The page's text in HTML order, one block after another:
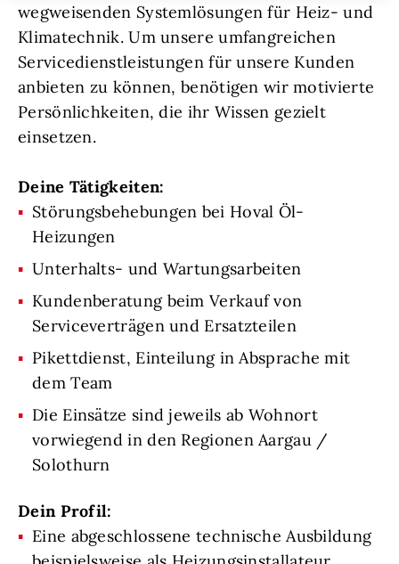
wegweisenden Systemlösungen für Heiz- und
Klimatechnik. Um unsere umfangreichen
Servicedienstleistungen für unsere Kunden
anbieten zu können, benötigen wir motivierte
Persönlichkeiten, die ihr Wissen gezielt
einsetzen.
Deine Tätigkeiten:
Störungsbehebungen bei Hoval Öl-
Heizungen
Unterhalts- und Wartungsarbeiten
Kundenberatung beim Verkauf von
Serviceverträgen und Ersatzteilen
Pikettdienst, Einteilung in Absprache mit
dem Team
Die Einsätze sind jeweils ab Wohnort
vorwiegend in den Regionen Aargau /
Solothurn
Dein Profil:
Eine abgeschlossene technische Ausbildung